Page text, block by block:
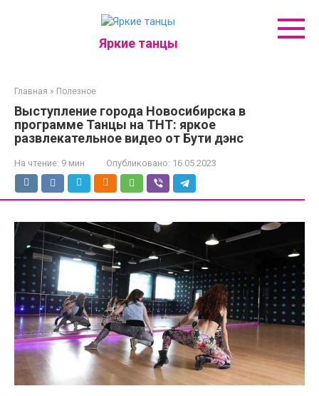
Яркие танцы
Главная » Полезное
Выступление города Новосибирска в
программе Танцы на ТНТ: яркое
развлекательное видео от Бути дэнс
На чтение: 9 мин Опубликовано: 16.05.2023